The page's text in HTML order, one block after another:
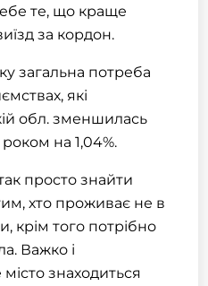
те, що краще
за кордон.
загальна потреба
які
обл. зменшилась
на 1,04%.
просто знайти
хто проживає не в
крім того потрібно
Важко і
знаходиться